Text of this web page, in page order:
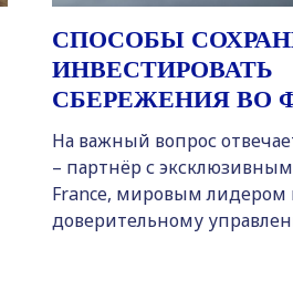
СПОСОБЫ
ИНВЕСТИРОВАТЬ
СБЕРЕЖЕНИЯ ВО
На важный вопрос
– партнёр с
France, мировым лидером
доверительному